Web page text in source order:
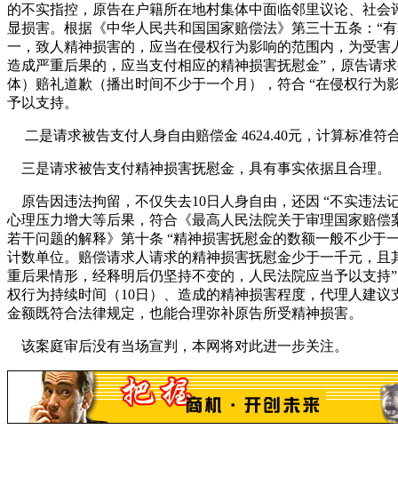
的不实指控，原告在户籍所在地村集体中面临邻里议论、社
显损害。根据《中华人民共和国国家赔偿法》第三十五条：“
一，致人精神损害的，应当在侵权行为影响的范围内，为受
造成严重后果的，应当支付相应的精神损害抚慰金”，原告请
体）赔礼道歉（播出时间不少于一个月），符合 “在侵权行为
予以支持。
二是请求被告支付人身自由赔偿金 4624.40元，计算标准符
三是请求被告支付精神损害抚慰金，具有事实依据且合理。
原告因违法拘留，不仅失去10日人身自由，还因 “不实违法
心理压力增大等后果，符合《最高人民法院关于审理国家赔
若干问题的解释》第十条 “精神损害抚慰金的数额一般不少于
计数单位。赔偿请求人请求的精神损害抚慰金少于一千元，
重后果情形，经释明后仍坚持不变的，人民法院应当予以支持
权行为持续时间（10日）、造成的精神损害程度，代理人建议
金额既符合法律规定，也能合理弥补原告所受精神损害。
该案庭审后没有当场宣判，本网将对此进一步关注。